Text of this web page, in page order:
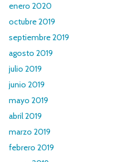
enero 2020
octubre 2019
septiembre 2019
agosto 2019
julio 2019
junio 2019
mayo 2019
abril 2019
marzo 2019
febrero 2019